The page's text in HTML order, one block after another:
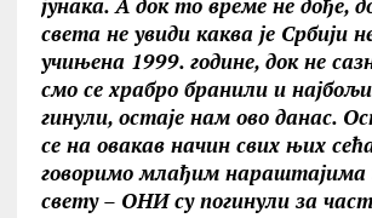
света не увиди каква је Србији
учињена 1999. године, док не
смо се храбро бранили и
гинули, остаје нам ово данас.
се на овакав начин свих њих
говоримо млађим
свету – ОНИ су погинули за